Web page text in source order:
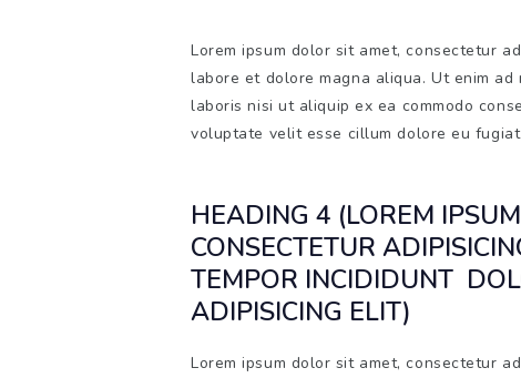
Lorem ipsum dolor sit amet, consectetur
labore et dolore magna aliqua. Ut enim
laboris nisi ut aliquip ex ea commodo
voluptate velit esse cillum dolore eu
HEADING 4 (LOREM
CONSECTETUR
TEMPOR INCIDIDUNT
ADIPISICING ELIT)
Lorem ipsum dolor sit amet, consectetur